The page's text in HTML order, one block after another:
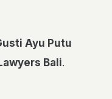
Ayu Putu
Bali.